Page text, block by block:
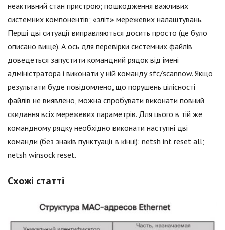
неактивний стан пристрою; пошкодження важливих
системних компонентів; «зліт» мережевих налаштувань.
Перші дві ситуації виправляються досить просто (це було
описано вище). А ось для перевірки системних файлів
доведеться запустити командний рядок від імені
адміністратора і виконати у ній команду sfc/scannow. Якщо
результати буде повідомлено, що порушень цілісності
файлів не виявлено, можна спробувати виконати повний
скидання всіх мережевих параметрів. Для цього в тій же
командному рядку необхідно виконати наступні дві
команди (без знаків пунктуації в кінці): netsh int reset all;
netsh winsock reset.
Схожі статті